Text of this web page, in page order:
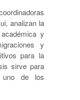
analizan la
y
y
para la
sirve para
uno de los